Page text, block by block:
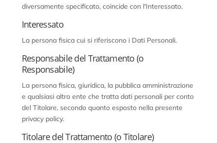
diversamente specificato, coincide con l'Interessato.
Interessato
La persona fisica cui si riferiscono i Dati Personali.
Responsabile del Trattamento (o
Responsabile)
La persona fisica, giuridica, la pubblica amministrazione
e qualsiasi altro ente che tratta dati personali per conto
del Titolare, secondo quanto esposto nella presente
privacy policy.
Titolare del Trattamento (o Titolare)